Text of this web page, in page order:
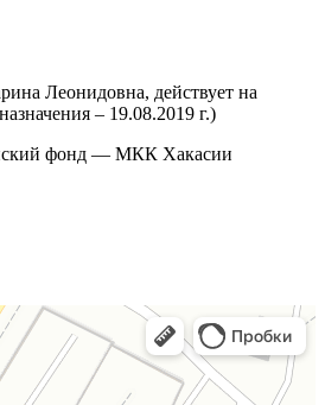
Леонидовна, действует на
– 19.08.2019 г.)
фонд — МКК Хакасии